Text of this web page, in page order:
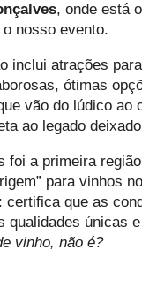
, onde está
nosso evento.
inclui atrações
ótimas
vão do lúdico ao
ao legado
foi a primeira
para vinhos
certifica que as
qualidades únicas
vinho, não é?